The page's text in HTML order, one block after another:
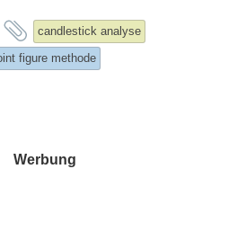
and
tagged
candlestick analyse
figure methode
Werbung